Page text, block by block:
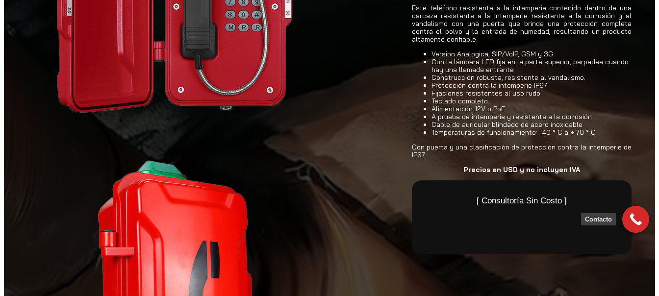
Este teléfono resistente a la intemperie contenido dentro de una
carcaza resistente a la intemperie resistente a la corrosión y al
vandalismo con una puerta que brinda una protección completa
contra el polvo y la entrada de humedad, resultando un producto
altamente confiable.
Version Analogica, SIP/VoIP, GSM y 3G
Con la lámpara LED fija en la parte superior, parpadea cuando
hay una llamada entrante
Construcción robusta, resistente al vandalismo.
Protección contra la intemperie IP67
Fijaciones resistentes al uso rudo
Teclado completo
Alimentación 12V o PoE
A prueba de intemperie y resistente a la corrosión
Cable de auricular blindado de acero inoxidable
Temperaturas de funcionamiento: -40 ° C a + 70 ° C
Con puerta y una clasificación de protección contra la intemperie de
IP67.
Precios en USD y no incluyen IVA
[ Consultoría Sin Costo ]
Contacto